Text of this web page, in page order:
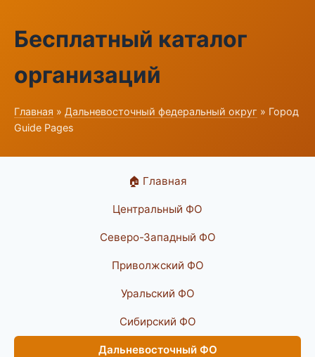
Бесплатный каталог
организаций
Главная » Дальневосточный федеральный округ » Город
Guide Pages
🏠 Главная
Центральный ФО
Северо-Западный ФО
Приволжский ФО
Уральский ФО
Сибирский ФО
Дальневосточный ФО